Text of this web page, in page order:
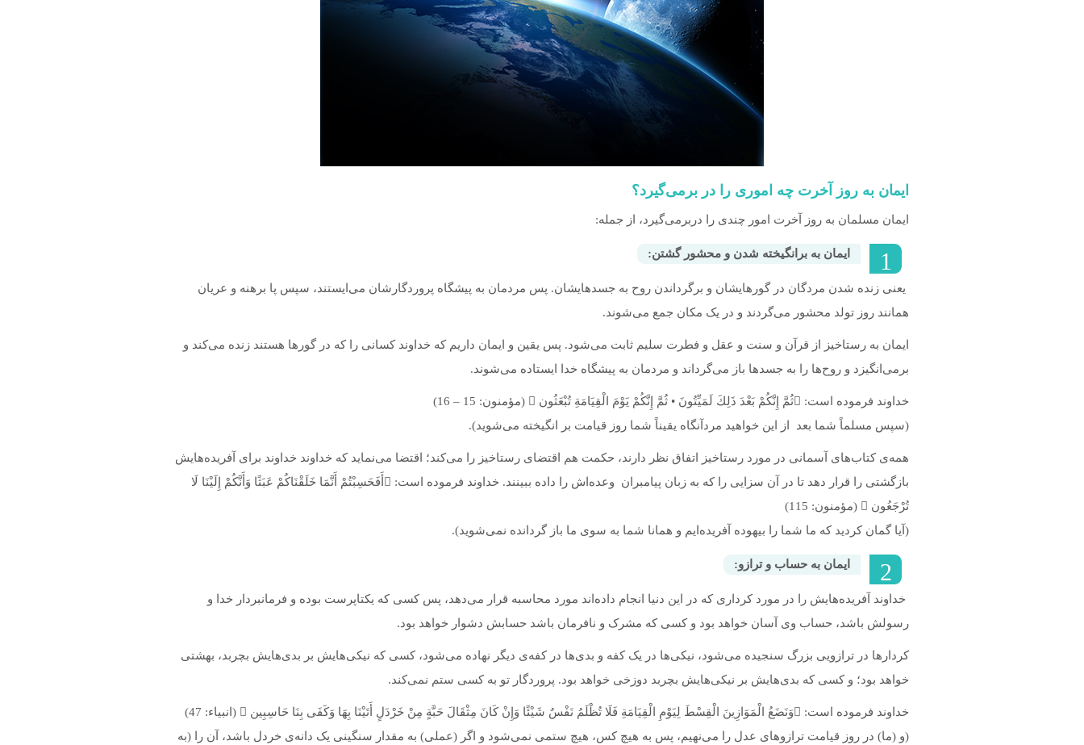
ایمان به روز آخرت چه اموری را در برمی‌گیرد؟
ایمان مسلمان به روز آخرت امور چندی را دربرمی‌گیرد، از جمله:
ایمان به برانگیخته شدن و محشور گشتن:
یعنی زنده شدن مردگان در گورهایشان و برگرداندن روح به جسدهایشان. پس مردمان به پیشگاه پروردگارشان می‌ایستند، سپس پا برهنه و عریان
همانند روز تولد محشور می‌گردند و در یک مکان جمع می‌شوند.
ایمان به رستاخیز از قرآن و سنت و عقل و فطرت سلیم ثابت می‌شود. پس یقین و ایمان داریم که خداوند کسانی را که در گورها هستند زنده می‌کند و
برمی‌انگیزد و روح‌ها را به جسدها باز می‌گرداند و مردمان به پیشگاه خدا ایستاده می‌شوند.
خداوند فرموده است: ثُمَّ إِنَّكُمْ بَعْدَ ذَلِكَ لَمَيِّتُونَ • ثُمَّ إِنَّكُمْ يَوْمَ الْقِيَامَةِ تُبْعَثُون  (مؤمنون: 15 – 16)
(سپس مسلماً شما بعد از این خواهید مردآنگاه یقیناً شما روز قیامت بر انگیخته می‌شوید).
همه‌ی کتاب‌های آسمانی در مورد رستاخیز اتفاق نظر دارند، حکمت هم اقتضای رستاخیز را می‌کند؛ اقتضا می‌نماید که خداوند خداوند برای آفریده‌هایش
بازگشتی را قرار دهد تا در آن سزایی را که به زبان پیامبران وعده‌اش را داده ببینند. خداوند فرموده است: أَفَحَسِبْتُمْ أَنَّمَا خَلَقْنَاكُمْ عَبَثًا وَأَنَّكُمْ إِلَيْنَا لَا
تُرْجَعُون  (مؤمنون: 115)
(آیا گمان کردید که ما شما را بیهوده آفریده‌ایم و همانا شما به سوی ما باز گردانده نمی‌شوید).
ایمان به حساب و ترازو:
خداوند آفریده‌هایش را در مورد کرداری که در این دنیا انجام داده‌اند مورد محاسبه قرار می‌دهد، پس کسی که یکتاپرست بوده و فرمانبردار خدا و
رسولش باشد، حساب وی آسان خواهد بود و کسی که مشرک و نافرمان باشد حسابش دشوار خواهد بود.
کردارها در ترازویی بزرگ سنجیده می‌شود، نیکی‌ها در یک کفه و بدی‌ها در کفه‌ی دیگر نهاده می‌شود، کسی که نیکی‌هایش بر بدی‌هایش بچربد، بهشتی
خواهد بود؛ و کسی که بدی‌هایش بر نیکی‌هایش بچربد دوزخی خواهد بود. پروردگار تو به کسی ستم نمی‌کند.
خداوند فرموده است: وَنَضَعُ الْمَوَازِينَ الْقِسْطَ لِيَوْمِ الْقِيَامَةِ فَلَا تُظْلَمُ نَفْسٌ شَيْئًا وَإِنْ كَانَ مِثْقَالَ حَبَّةٍ مِنْ خَرْدَلٍ أَتَيْنَا بِهَا وَكَفَى بِنَا حَاسِبِين  ‏(انبیاء: 47)
(و (ما) در روز قیامت ترازوهای عدل را می‌نهیم، پس به هیچ کس، هیچ ستمی نمی‌شود و اگر (عملی) به مقدار سنگینی یک دانه‌ی خردل باشد، آن را (به